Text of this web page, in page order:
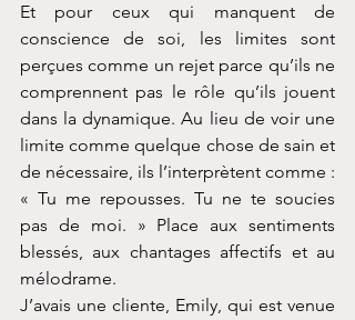
Et pour ceux qui manquent de
conscience de soi, les limites sont
perçues comme un rejet parce qu’ils ne
comprennent pas le rôle qu’ils jouent
dans la dynamique. Au lieu de voir une
limite comme quelque chose de sain et
de nécessaire, ils l’interprètent comme :
« Tu me repousses. Tu ne te soucies
pas de moi. » Place aux sentiments
blessés, aux chantages affectifs et au
mélodrame.
J’avais une cliente, Emily, qui est venue